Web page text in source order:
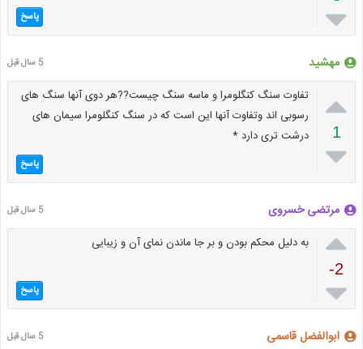
 پاسخ
مهشید 5 سال قبل

1

تفاوت سنگ کنگلومرا و ماسه سنگ چیست??هر دوی آنها سنگ های
رسوبی اند وتفاوت آنها این است که در سنگ کنگلومرا سیمان های
درشت تری دارد *
پاسخ
مرتضی خسروی 5 سال قبل

-2

به دلیل محکم بودن و بر جا ماندن نمای آن و زیبایی
پاسخ
ابوالفضل قاسمی 5 سال قبل